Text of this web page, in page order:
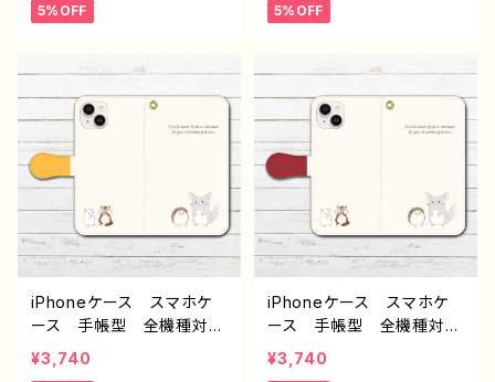
プル かわいい ゆるか
oid 人気 オリジナル
デザイン グッズ 個性
的 おすすめ クリエイタ
ー イラストレーター 絵
師 タイトル：さくらんぼと
ハリネズミ手帳型スマホケ
ース（イエロー） 作：Hana
mi F-5
5%OFF
ラ リス ハムスター シ
Galaxy Android 人
気 オリジナル デザイ
ン グッズ 個性的 おす
すめ クリエイター イラス
トレーター 絵師 タイト
ル：小動物いっぱい手帳型
スマホケース（グリーン）
作：Hanami F-5
5%OFF
iPhoneケース スマホケ
ース 手帳型 全機種対
応 おしゃれ 動物 イラ
スト ハリネズミ チンチ
¥3,740
iPhoneケース スマホケ
ース 手帳型 全機種対
応 おしゃれ 動物 イラ
スト ハリネズミ チンチ
¥3,740